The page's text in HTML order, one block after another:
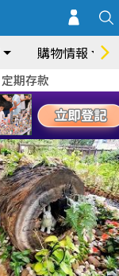
購物情報
定期存款